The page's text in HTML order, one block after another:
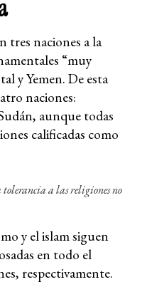
tres naciones a la
“muy
y Yemen. De esta
naciones:
aunque todas
calificadas como
tolerancia a las religiones no
y el islam siguen
en todo el
respectivamente.